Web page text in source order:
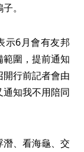
。
示6月會有友邦
圍，提前通知
行前記者會由
知我不用陪同
、看海龜、交